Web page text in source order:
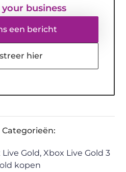
business
een bericht
hier
Categorieën:
Live Gold,Xbox Live Gold 3
kopen